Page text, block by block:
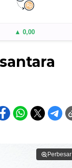
▲ 0,00
Perbesar